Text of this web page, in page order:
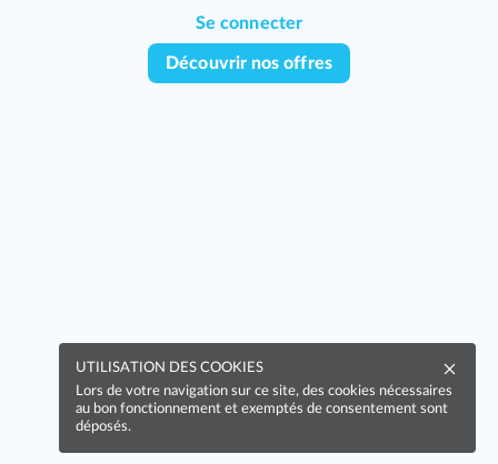
Se connecter
Découvrir nos offres
UTILISATION DES COOKIES
Lors de votre navigation sur ce site, des cookies nécessaires
au bon fonctionnement et exemptés de consentement sont
déposés.